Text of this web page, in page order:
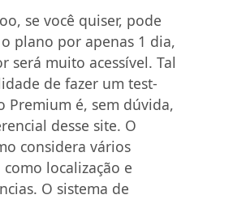
se você quiser, pode
plano por apenas 1 dia,
será muito acessível. Tal
de fazer um test-
Premium é, sem dúvida,
desse site. O
considera vários
localização e
O sistema de